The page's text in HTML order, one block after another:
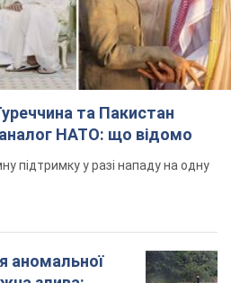
аномальної
злива:
на річки.
офіційно не